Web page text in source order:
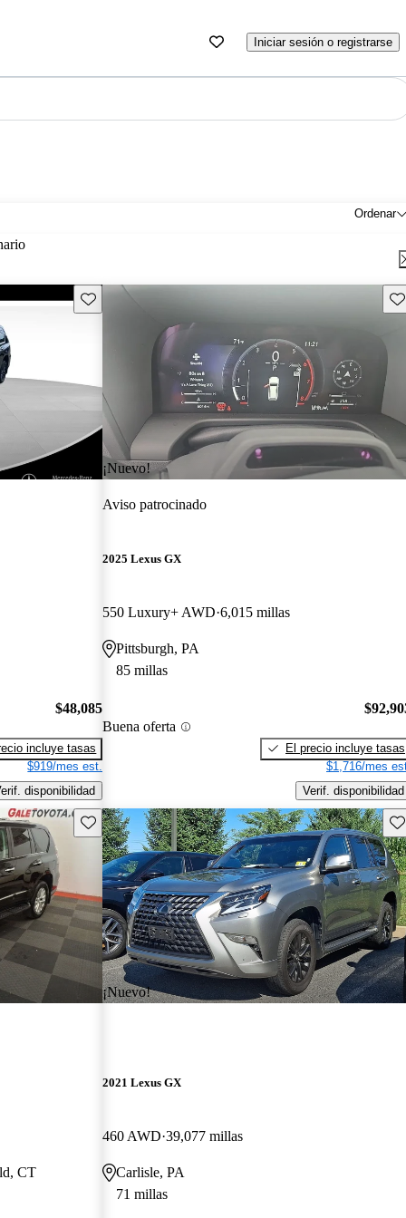
Iniciar sesión o registrarse
Ordenar
Guarda este Aviso
$48,085
incluye tasas
$919/mes est.
disponibilidad
¡Nuevo!
Aviso patrocinado
2025 Lexus GX
550 Luxury+ AWD 6,015 millas
Pittsburgh, PA
85 millas
Buena oferta
El precio incluye tasas
$1,716/mes
Verif. disponibilidad
Guarda este Aviso
CT
¡Nuevo!
2021 Lexus GX
460 AWD 39,077 millas
Carlisle, PA
71 millas